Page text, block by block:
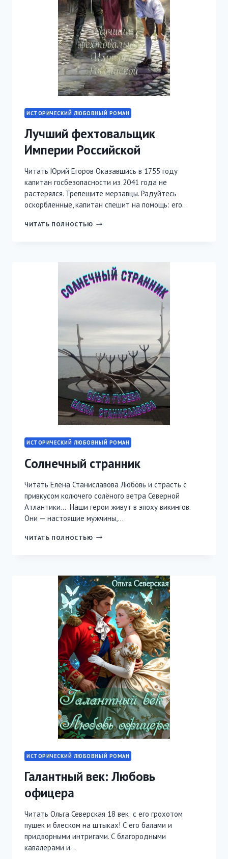
ИСТОРИЧЕСКИЙ ЛЮБОВНЫЙ РОМАН
Лучший фехтовальщик
Империи Российской
Читать Юрий Егоров Оказавшись в 1755 году
капитан госбезопасности из 2041 года не
растерялся. Трепещите мерзавцы. Радуйтесь
оскорбленные, капитан спешит на помощь: его…
ЧИТАТЬ ПОЛНОСТЬЮ ЛУЧШИЙ
ИСТОРИЧЕСКИЙ ЛЮБОВНЫЙ РОМАН
Солнечный странник
Читать Елена Станиславова Любовь и страсть с
привкусом колючего солёного ветра Северной
Атлантики… Наши герои живут в эпоху викингов.
Они — настоящие мужчины,…
ЧИТАТЬ ПОЛНОСТЬЮ СОЛНЕЧНЫЙ
ИСТОРИЧЕСКИЙ ЛЮБОВНЫЙ РОМАН
Галантный век: Любовь
офицера
Читать Ольга Северская 18 век: с его грохотом
пушек и блеском на штыках! С его балами и
придворными интригами. С благородными
кавалерами и…